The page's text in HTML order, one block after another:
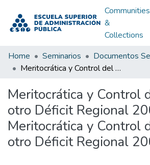
Communities
&
Collections
Home Seminarios
Documentos
Meritocrática y Control del Poder: otro Déficit Regional 2005: Meritocrática y Control del Poder: otro Déficit Regional 2005
Meritocrática y Control
otro Déficit Regional
Meritocrática y Control
otro Déficit Regional